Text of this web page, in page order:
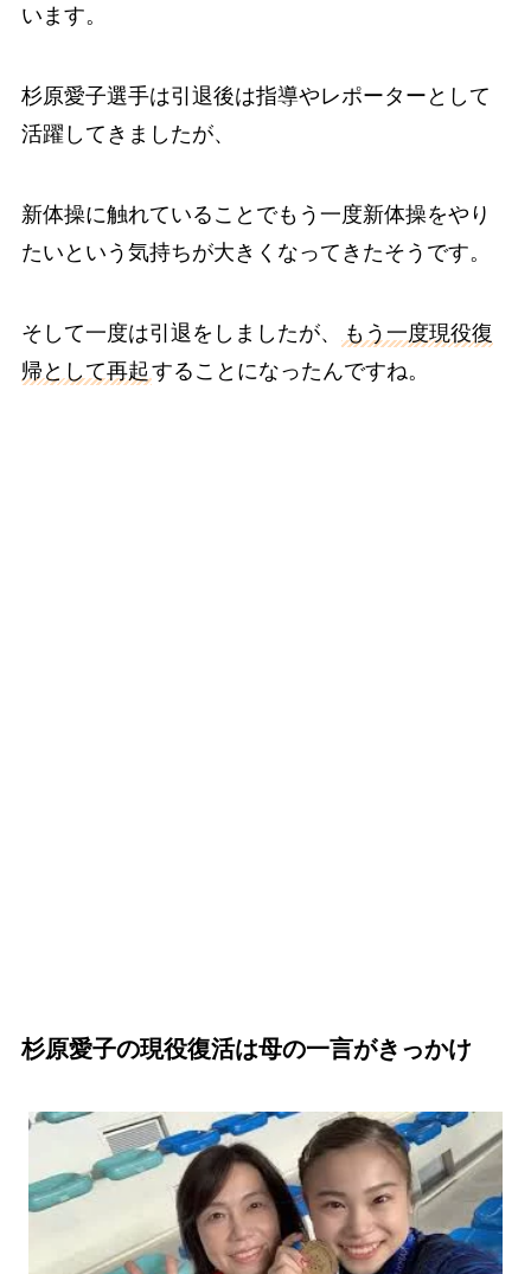
います。
杉原愛子選手は引退後は指導やレポーターとして
活躍してきましたが、
新体操に触れていることでもう一度新体操をやり
たいという気持ちが大きくなってきたそうです。
そして一度は引退をしましたが、
もう一度現役復
帰として再起 することになったんですね。
杉原愛子の現役復活は母の一言がきっかけ